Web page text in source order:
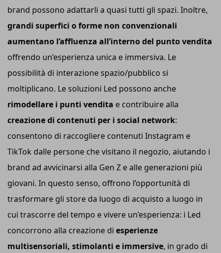
brand possono adattarli a quasi tutti gli spazi. Inoltre,
grandi superfici o forme non convenzionali
aumentano l’affluenza all’interno del punto vendita
offrendo un’esperienza unica e immersiva. Le
possibilità di interazione spazio/pubblico si
moltiplicano. Le soluzioni Led possono anche
rimodellare i punti vendita e contribuire alla
creazione di contenuti per i social network:
consentono di raccogliere contenuti Instagram e
TikTok dalle persone che visitano il negozio, aiutando i
brand ad avvicinarsi alla Gen Z e alle generazioni più
giovani. In questo senso, offrono l’opportunità di
trasformare gli store da luogo di acquisto a luogo in
cui trascorre del tempo e vivere un’esperienza: i Led
concorrono alla creazione di esperienze
multisensoriali, stimolanti e immersive, in grado di